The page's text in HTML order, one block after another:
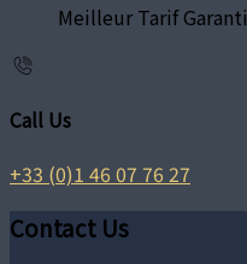
Meilleur Tarif Garanti
Call Us
+33 (0)1 46 07 76 27
Contact Us